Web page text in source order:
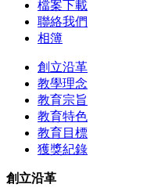
檔案下載
聯絡我們
相簿
創立沿革
教學理念
教育宗旨
教育特色
教育目標
獲獎紀錄
創立沿革